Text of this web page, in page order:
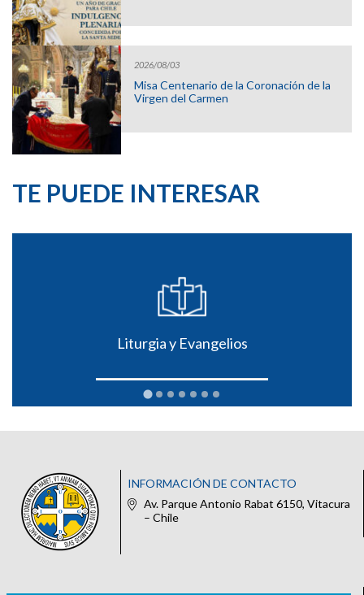
2026/08/03
Misa Centenario de la Coronación de la
Virgen del Carmen
TE PUEDE INTERESAR
Liturgia y Evangelios
INFORMACIÓN DE CONTACTO
Av. Parque Antonio Rabat 6150, Vitacura
– Chile